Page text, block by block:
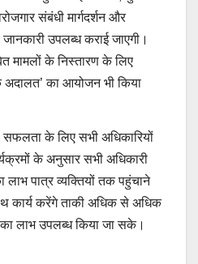
संबंधी मार्गदर्शन और
उपलब्ध कराई जाएगी।
मामलों के निस्तारण के लिए
अदालत’ का आयोजन भी किया
सफलता के लिए सभी अधिकारियों
के अनुसार सभी अधिकारी
पात्र व्यक्तियों तक पहुंचाने
कार्य करेंगे ताकी अधिक से अधिक
लाभ उपलब्ध किया जा सके।